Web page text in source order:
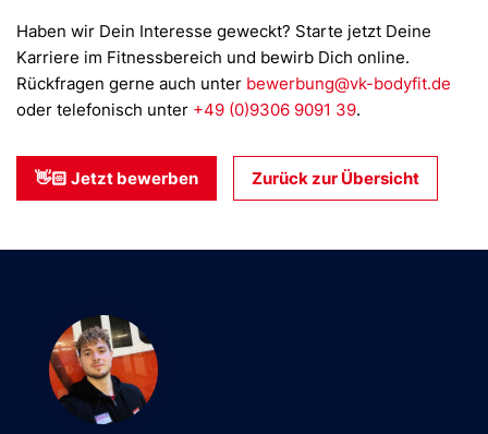
Haben wir Dein Interesse geweckt? Starte jetzt Deine
Karriere im Fitnessbereich und bewirb Dich online.
Rückfragen gerne auch unter bewerbung@vk-bodyfit.de
oder telefonisch unter +49 (0)9306 9091 39.
👋🏻 Jetzt bewerben Zurück zur Übersicht